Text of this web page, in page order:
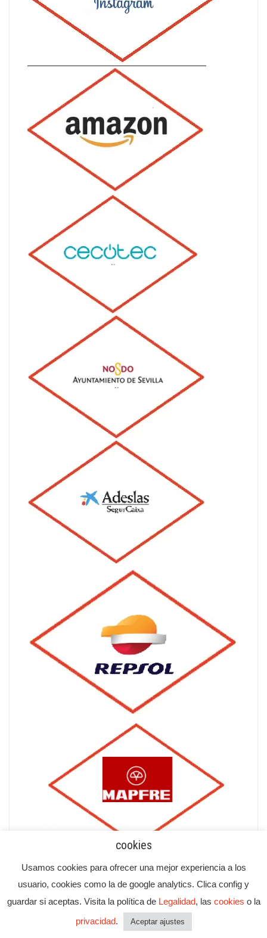
cookies
Usamos cookies para ofrecer una mejor experiencia a los
usuario, cookies como la de google analytics. Clica config y
guardar si aceptas. Visita la política de Legalidad, las cookies o la
privacidad. Aceptar ajustes